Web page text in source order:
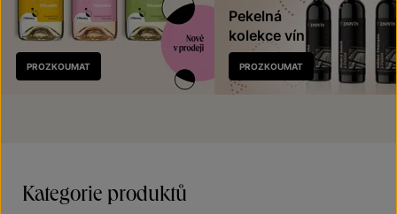
Nově
v prodeji
PROZKOUMAT
Pekelná
kolekce vín
PROZKOUMAT
Kategorie produktů